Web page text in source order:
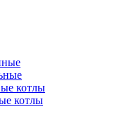
котлы
котлы